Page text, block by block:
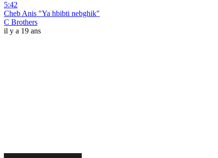
5:42
Cheb Anis "Ya hbibti nebghik"
C Brothers
il y a 19 ans